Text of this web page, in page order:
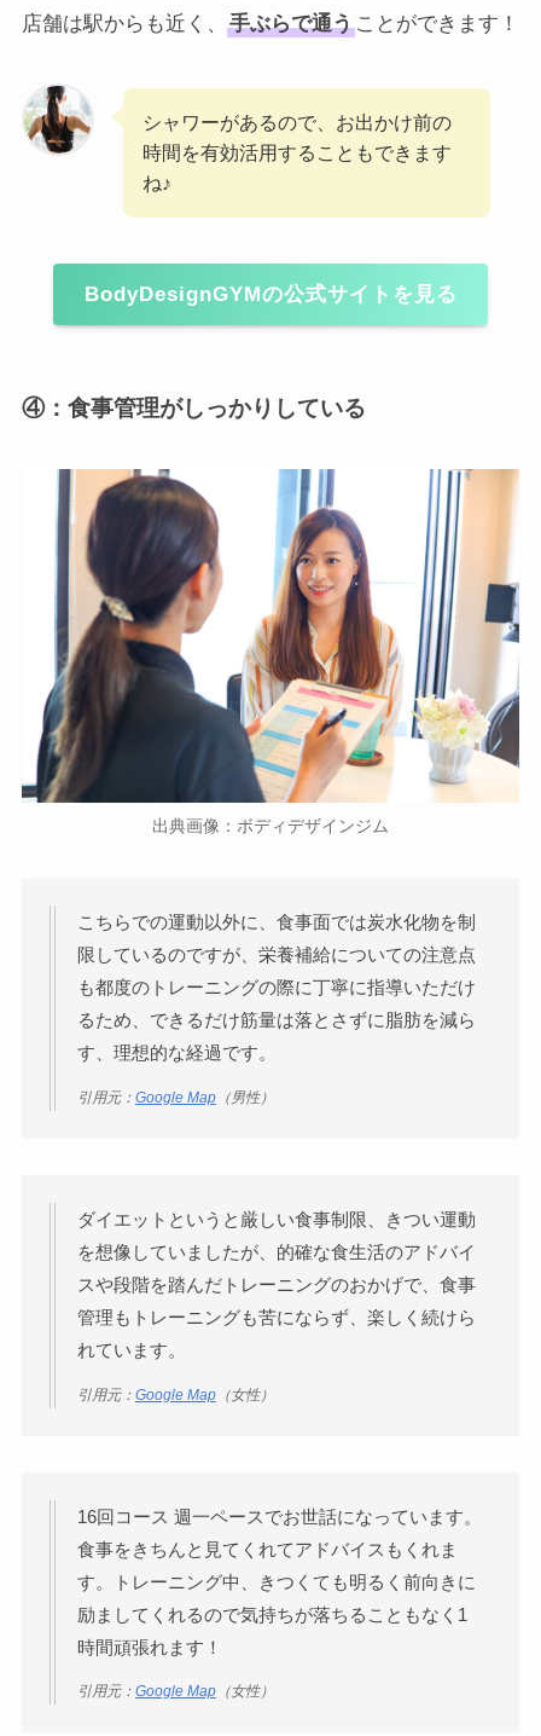
店舗は駅からも近く、 手ぶらで通うことができます！
シャワーがあるので、お出かけ前の
時間を有効活用することもできます
ね♪
BodyDesignGYMの公式サイトを見る
④：食事管理がしっかりしている
出典画像：ボディデザインジム
こちらでの運動以外に、食事面では炭水化物を制
限しているのですが、栄養補給についての注意点
も都度のトレーニングの際に丁寧に指導いただけ
るため、できるだけ筋量は落とさずに脂肪を減ら
す、理想的な経過です。
引用元： Google Map（男性）
ダイエットというと厳しい食事制限、きつい運動
を想像していましたが、的確な食生活のアドバイ
スや段階を踏んだトレーニングのおかげで、食事
管理もトレーニングも苦にならず、楽しく続けら
れています。
引用元： Google Map（女性）
16回コース 週一ペースでお世話になっています。
食事をきちんと見てくれてアドバイスもくれま
す。トレーニング中、きつくても明るく前向きに
励ましてくれるので気持ちが落ちることもなく1
時間頑張れます！
引用元： Google Map（女性）